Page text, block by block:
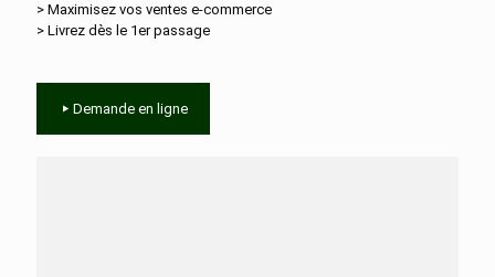
> Maximisez vos ventes e‑commerce
> Livrez dès le 1er passage
Demande en ligne